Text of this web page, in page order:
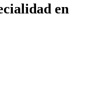
en